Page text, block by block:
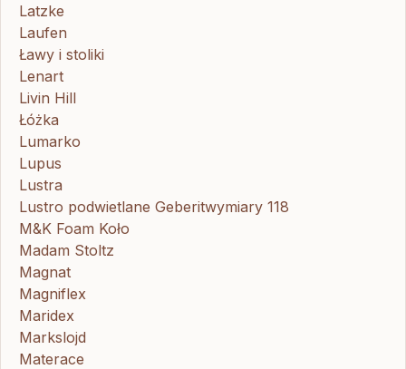
Latzke
Laufen
Ławy i stoliki
Lenart
Livin Hill
Łóżka
Lumarko
Lupus
Lustra
Lustro podwietlane Geberitwymiary 118
M&K Foam Koło
Madam Stoltz
Magnat
Magniflex
Maridex
Markslojd
Materace